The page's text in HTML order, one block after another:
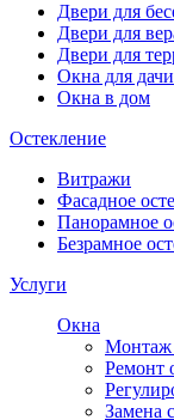
Двери для
Двери для
Двери для
Окна для дачи
Окна в дом
Остекление
Витражи
Фасадное
Панорамное
Безрамное
Услуги
Окна
Монтаж
Ремонт
Замена